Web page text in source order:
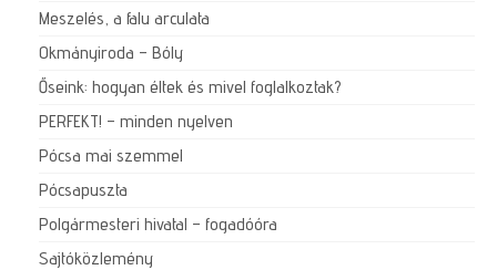
Meszelés, a falu arculata
Okmányiroda – Bóly
Őseink: hogyan éltek és mivel foglalkoztak?
PERFEKT! – minden nyelven
Pócsa mai szemmel
Pócsapuszta
Polgármesteri hivatal – fogadóóra
Sajtóközlemény